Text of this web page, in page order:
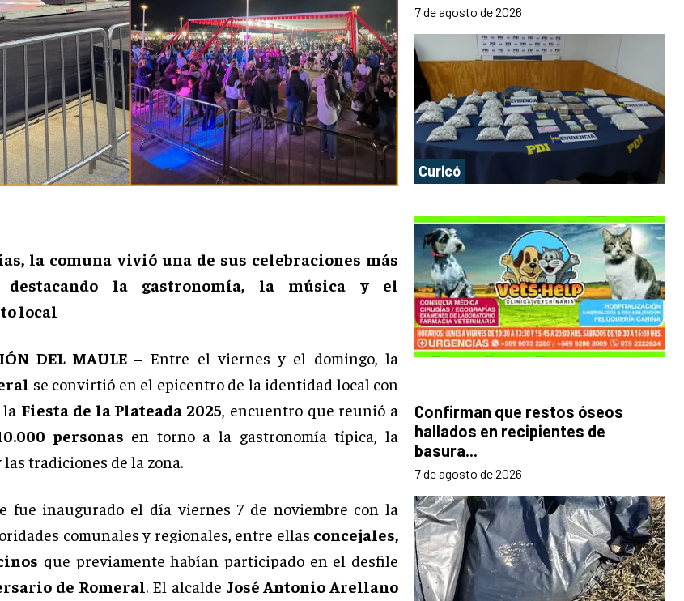
la comuna vivió una de sus celebraciones más
destacando la gastronomía, la música y el
local
DEL MAULE – Entre el viernes y el domingo, la
se convirtió en el epicentro de la identidad local con
Fiesta de la Plateada 2025, encuentro que reunió a
personas en torno a la gastronomía típica, la
tradiciones de la zona.
fue inaugurado el día viernes 7 de noviembre con la
comunales y regionales, entre ellas concejales,
que previamente habían participado en el desfile
de Romeral. El alcalde José Antonio Arellano
7 de agosto de 2026
Curicó
Confirman que restos óseos
hallados en recipientes de
basura...
7 de agosto de 2026